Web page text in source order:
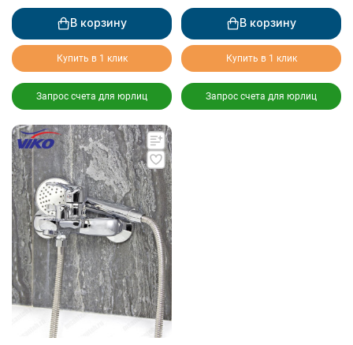
В корзину
Купить в 1 клик
Запрос счета для юрлиц
В корзину
Купить в 1 клик
Запрос счета для юрлиц